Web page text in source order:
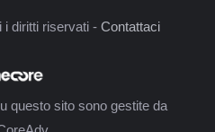
i diritti riservati - Contattaci
questo sito sono gestite da